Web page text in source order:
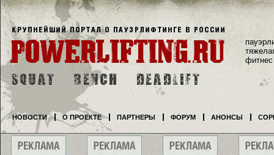
фитнес
НОВОСТИ О ПРОЕКТЕ ПАРТНЕРЫ ФОРУМ АНОНСЫ